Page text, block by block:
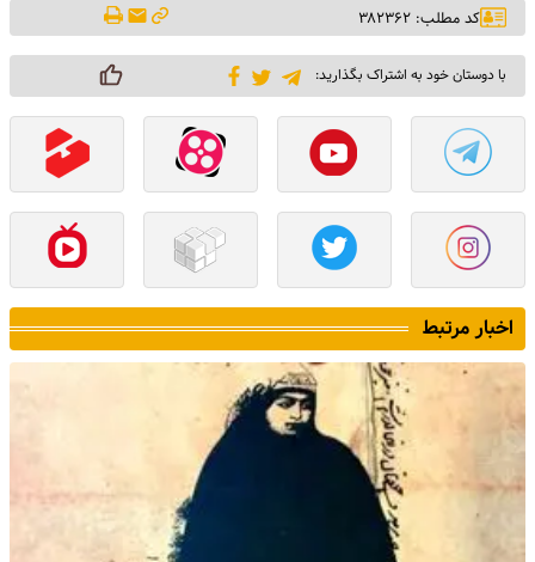
کد مطلب: ۳۸۲۳۶۲
با دوستان خود به اشتراک بگذارید:
اخبار مرتبط